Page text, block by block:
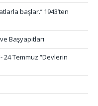
başlar.’’ 1943’ten
Başyapıtları
24 Temmuz “Devlerin